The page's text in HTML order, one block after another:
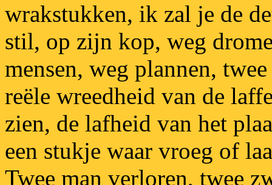
wrakstukken, ik zal je de
stil, op zijn kop, weg
mensen, weg plannen,
reële wreedheid van de
zien, de lafheid van het
een stukje waar vroeg of
Twee man verloren, twee